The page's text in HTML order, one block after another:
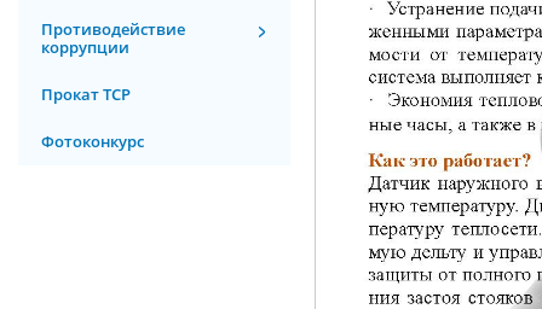
Противодействие
коррупции
Прокат ТСР
Фотоконкурс